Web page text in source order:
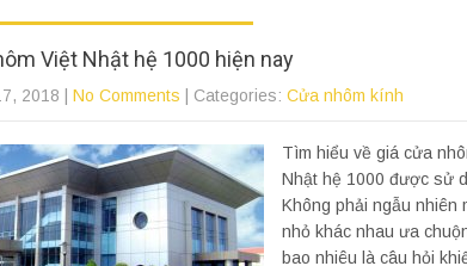
Việt Nhật hệ 1000 hiện nay
2018 No Comments | Categories: Cửa nhôm kính
Tìm hiểu về giá cửa
Nhật hệ 1000 được sử
Không phải ngẫu nhiên
nhỏ khác nhau ưa
bao nhiêu là câu hỏi